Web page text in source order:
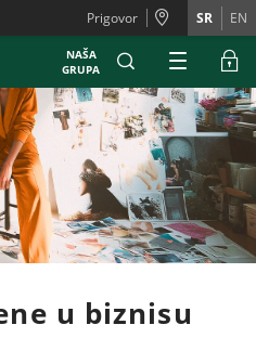
Prigovor SR EN
NAŠA
GRUPA
u biznisu